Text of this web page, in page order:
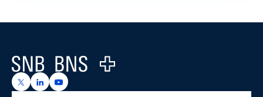
Logo
https://x.com/snb_bns
https://ch.linkedin.com/company/swiss-national-
https://www.youtube.com/@swissnationalbank